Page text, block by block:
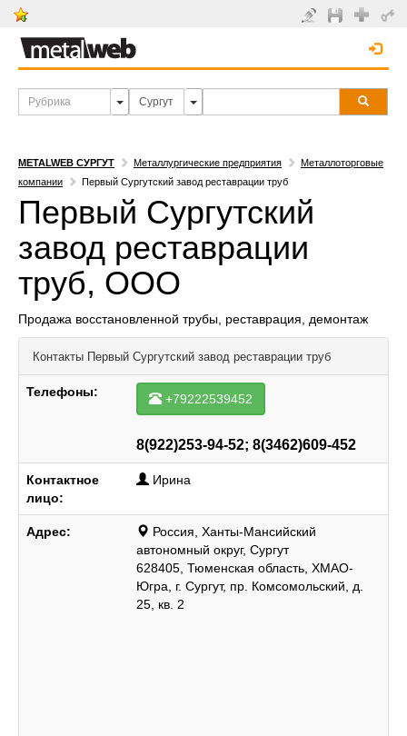
METALWEB СУРГУТ Металлургические предприятия
Металлоторговые
компании
Первый Сургутский завод реставрации труб
Первый Сургутский
завод реставрации
труб, ООО
Продажа восстановленной трубы, реставрация, демонтаж
Контакты Первый Сургутский завод реставрации труб
Телефоны: +79222539452
8(922)253-94-52; 8(3462)609-452
Контактное
лицо:
Ирина
Адрес:
Россия, Ханты-Мансийский
автономный округ, Сургут
628405, Тюменская область, ХМАО-
Югра, г. Сургут, пр. Комсомольский, д.
25, кв. 2